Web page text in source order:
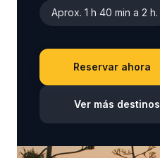
Aprox. 1 h 40 min a 2 h.
Reservar ahora
Ver más destinos